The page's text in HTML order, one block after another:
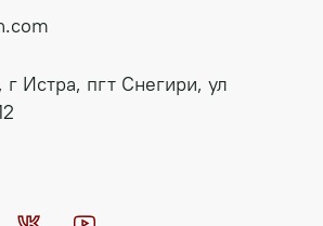
Истра, пгт Снегири, ул